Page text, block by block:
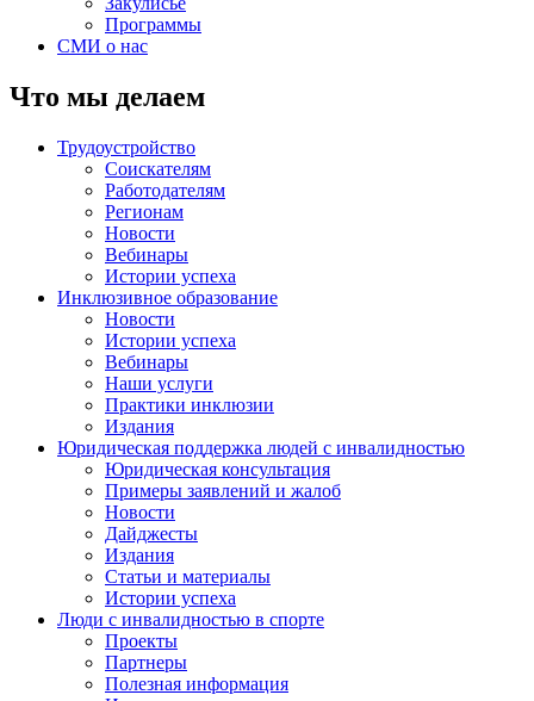
Программы
СМИ о нас
Что мы делаем
Трудоустройство
Соискателям
Работодателям
Регионам
Новости
Вебинары
Истории успеха
Инклюзивное образование
Новости
Истории успеха
Вебинары
Наши услуги
Практики инклюзии
Издания
Юридическая поддержка людей с инвалидностью
Юридическая консультация
Примеры заявлений и жалоб
Новости
Дайджесты
Издания
Статьи и материалы
Истории успеха
Люди с инвалидностью в спорте
Проекты
Партнеры
Полезная информация